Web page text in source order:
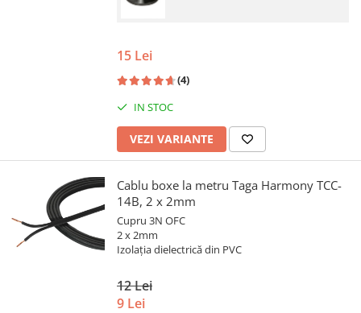
15 Lei
(4)
IN STOC
VEZI VARIANTE
Cablu boxe la metru Taga Harmony TCC-
14B, 2 x 2mm
Cupru 3N OFC
2 x 2mm
Izolația dielectrică din PVC
12 Lei
9 Lei